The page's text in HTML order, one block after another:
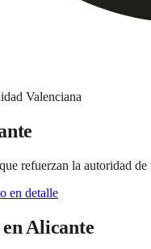
Valenciana
refuerzan la autoridad
en detalle
en Alicante